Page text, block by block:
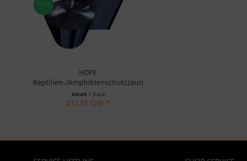
TIPP!
HDPE
Reptilien-/Amphibienschutzzaun
70cm
Inhalt 1 Stück
272.51 CHF *